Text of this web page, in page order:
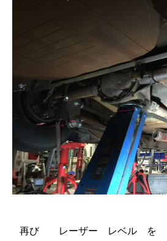
再び レーザー レベル